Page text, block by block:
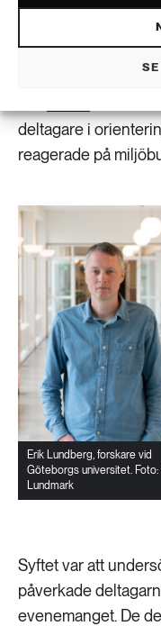
SE
nya hållbara
Miljöbudskap
deltagare i
reagerade på
Erik Lundberg, forskare vid
Göteborgs universitet. Foto:
Lundmark
Syftet var att
påverkade
evenemanget. De